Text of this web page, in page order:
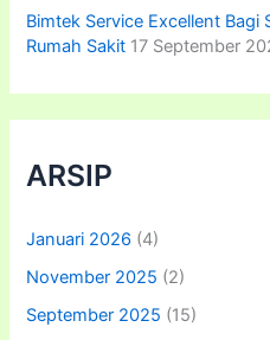
Bimtek Service Excellent
Rumah Sakit 17 September
ARSIP
Januari 2026 (4)
November 2025 (2)
September 2025 (15)